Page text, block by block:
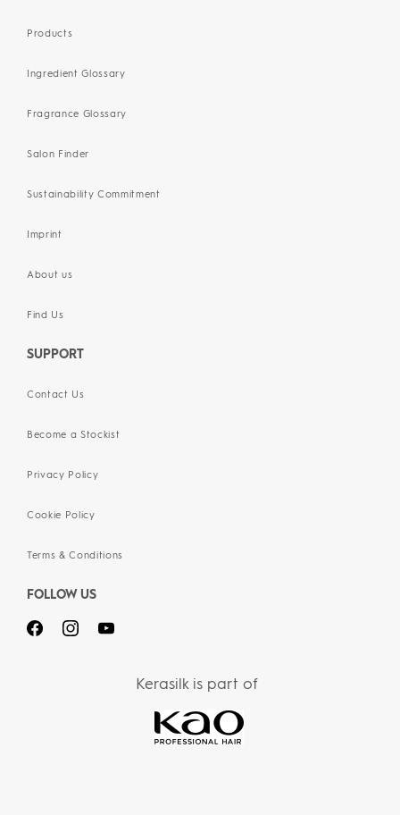
Products
Ingredient Glossary
Fragrance Glossary
Salon Finder
Sustainability Commitment
Imprint
About us
Find Us
SUPPORT
Contact Us
Become a Stockist
Privacy Policy
Cookie Policy
Terms & Conditions
FOLLOW US
Kerasilk is part of